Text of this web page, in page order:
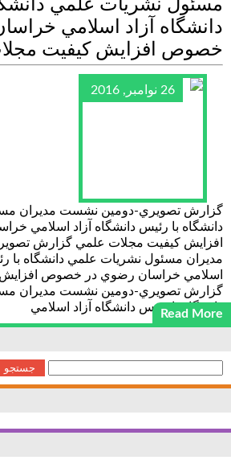
دانشگاه آزاد اسلامي
خصوص افزايش كيفيت
26 نوامبر, 2016
گزارش تصويري-دومين نشست مديران
دانشگاه با رئيس دانشگاه آزاد اسلامي
افزايش كيفيت مجلات علمي گزارش
مديران مسئول نشريات علمي دانشگاه با
اسلامي خراسان رضوي در خصوص
گزارش تصويري-دومين نشست مديران
دانشگاه با رئيس دانشگاه آزاد اسلامي
Read More
برای: